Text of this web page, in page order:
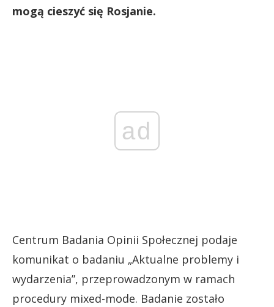
mogą cieszyć się Rosjanie.
ad
Centrum Badania Opinii Społecznej podaje
komunikat o badaniu „Aktualne problemy i
wydarzenia”, przeprowadzonym w ramach
procedury mixed-mode. Badanie zostało